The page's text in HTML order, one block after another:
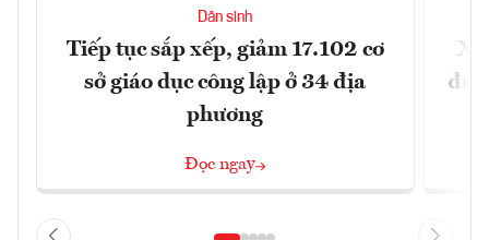
Dân sinh
Tiếp tục sắp xếp, giảm 17.102 cơ
sở giáo dục công lập ở 34 địa
phương
Đọc ngay